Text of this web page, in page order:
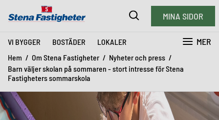
VI BYGGER BOSTÄDER LOKALER MER
MINA SIDOR
Hem Om Stena Fastigheter
Nyheter och press
Barn väljer skolan på sommaren - stort intresse för Stena
Fastigheters sommarskola